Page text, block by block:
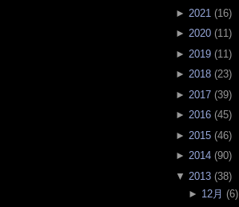
► 2021 (16)
► 2020 (11)
► 2019 (11 )
► 2018 (23)
► 2017 (39)
► 2016 (45)
► 2015 (46)
► 2014 (90)
▼ 2013 (38)
► 12月 (6)